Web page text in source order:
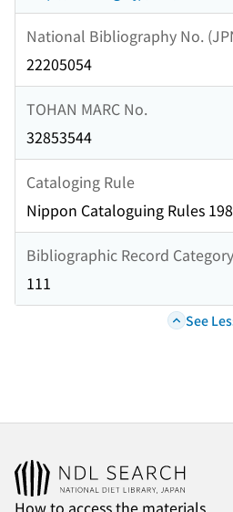
National Bibliography No.
22205054
TOHAN MARC No.
32853544
Cataloging Rule
Nippon Cataloguing Rules
Bibliographic Record
111
See
How to access the materials